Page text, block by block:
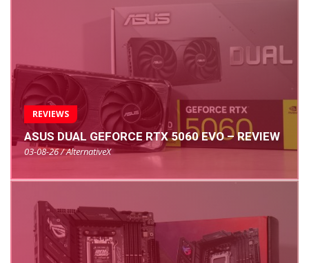
REVIEWS
ASUS DUAL GEFORCE RTX 5060 EVO – REVIEW
03-08-26 / AlternativeX